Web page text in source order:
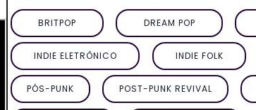
BRITPOP DREAM POP
INDIE ELETRÔNICO INDIE FOLK
PÓS-PUNK POST-PUNK REVIVAL